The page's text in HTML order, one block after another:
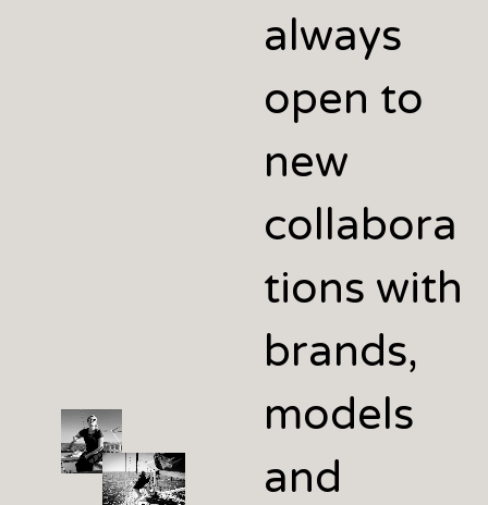
always
open to
new
collabora
tions with
brands,
models
and